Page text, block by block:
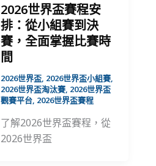
2026世界盃賽程安
排：從小組賽到決
賽，全面掌握比賽時
間
2026世界盃, 2026世界盃小組賽,
2026世界盃淘汰賽, 2026世界盃
觀賽平台, 2026世界盃賽程
了解2026世界盃賽程，從
2026世界盃